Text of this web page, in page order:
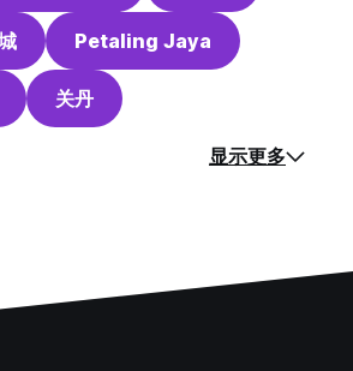
Petaling Jaya
关丹
显示更多